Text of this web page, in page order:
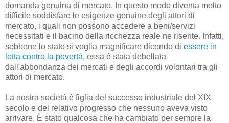
domanda genuina di mercato. In questo modo diventa molto
difficile soddisfare le esigenze genuine degli attori di
mercato, i quali non possono accedere a beni/servizi
necessitati e il bacino della ricchezza reale ne risente. Infatti,
sebbene lo stato si voglia magnificare dicendo di essere in
lotta contro la povertà, essa è stata debellata
dall'abbondanza dei mercati e degli accordi volontari tra gli
attori di mercato.
La nostra società è figlia del successo industriale del XIX
secolo e del relativo progresso che nessuno aveva visto
arrivare. È stato qualcosa che ha cambiato per sempre la